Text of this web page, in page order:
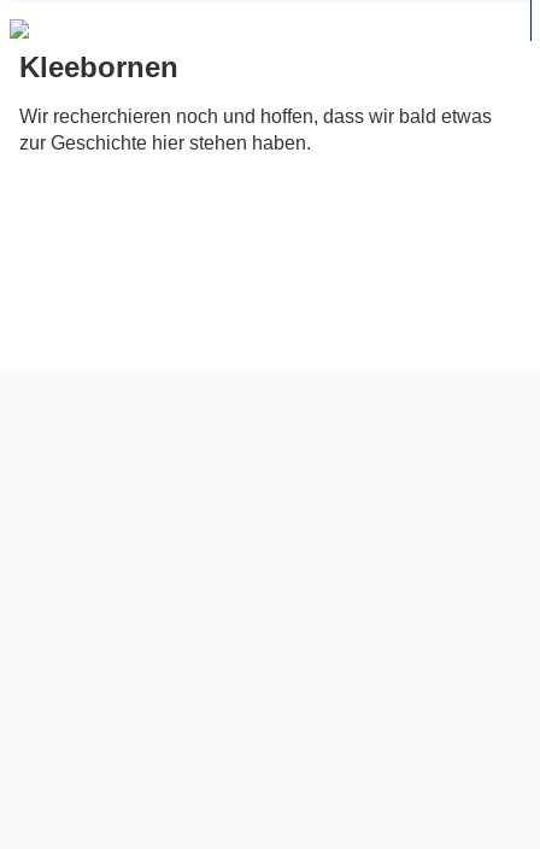
Kleebornen
Wir recherchieren noch und hoffen, dass wir bald etwas
zur Geschichte hier stehen haben.